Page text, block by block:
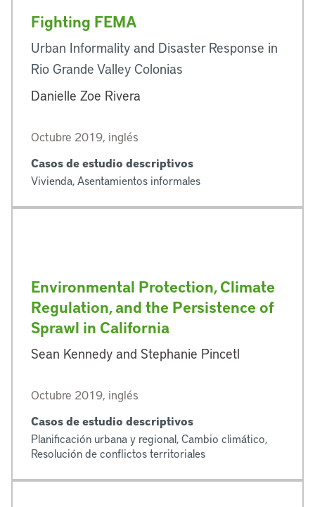
Fighting FEMA
Urban Informality and Disaster Response in
Rio Grande Valley Colonias
Danielle Zoe Rivera
Octubre 2019, inglés
Casos de estudio descriptivos
Vivienda, Asentamientos informales
Environmental Protection, Climate
Regulation, and the Persistence of
Sprawl in California
Sean Kennedy and Stephanie Pincetl
Octubre 2019, inglés
Casos de estudio descriptivos
Planificación urbana y regional, Cambio climático,
Resolución de conflictos territoriales